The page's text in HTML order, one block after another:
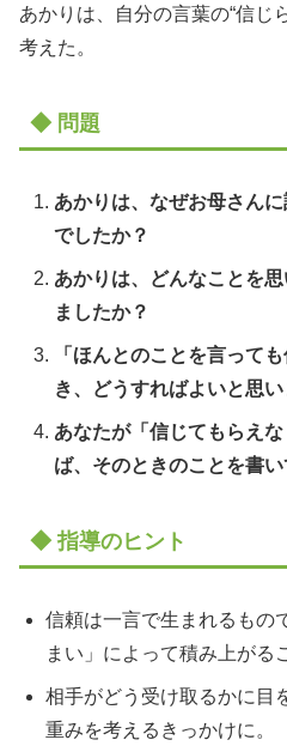
あかりは、自分の言葉の“信じ
考えた。
◆ 問題
あかりは、なぜお母さん
でしたか？
あかりは、どんなことを
ましたか？
「ほんとのことを言って
き、どうすればよいと思い
あなたが「信じてもらえ
ば、そのときのことを書い
◆ 指導のヒント
信頼は一言で生まれるもの
まい」によって積み上がる
相手がどう受け取るかに目
重みを考えるきっかけに。